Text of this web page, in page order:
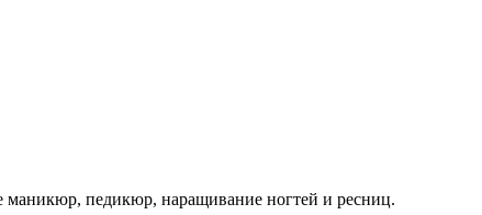
маникюр, педикюр, наращивание ногтей и ресниц.